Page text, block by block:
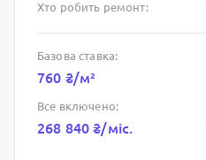
Хто робить ремонт:
Базова ставка:
760 ₴/м²
Все включено:
268 840 ₴/мic.